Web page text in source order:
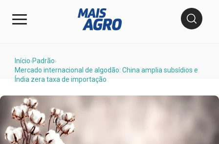
Início› Padrão›
Mercado internacional de algodão: China amplia subsídios e
Índia zera taxa de importação